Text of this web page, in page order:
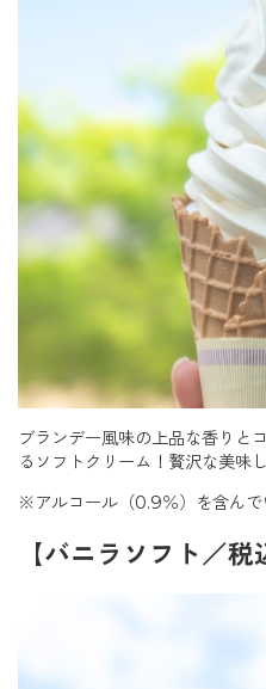
ブランデー風味の上品な香りと
るソフトクリーム！贅沢な美味
※アルコール（0.9％）を含んで
【バニラソフト／税